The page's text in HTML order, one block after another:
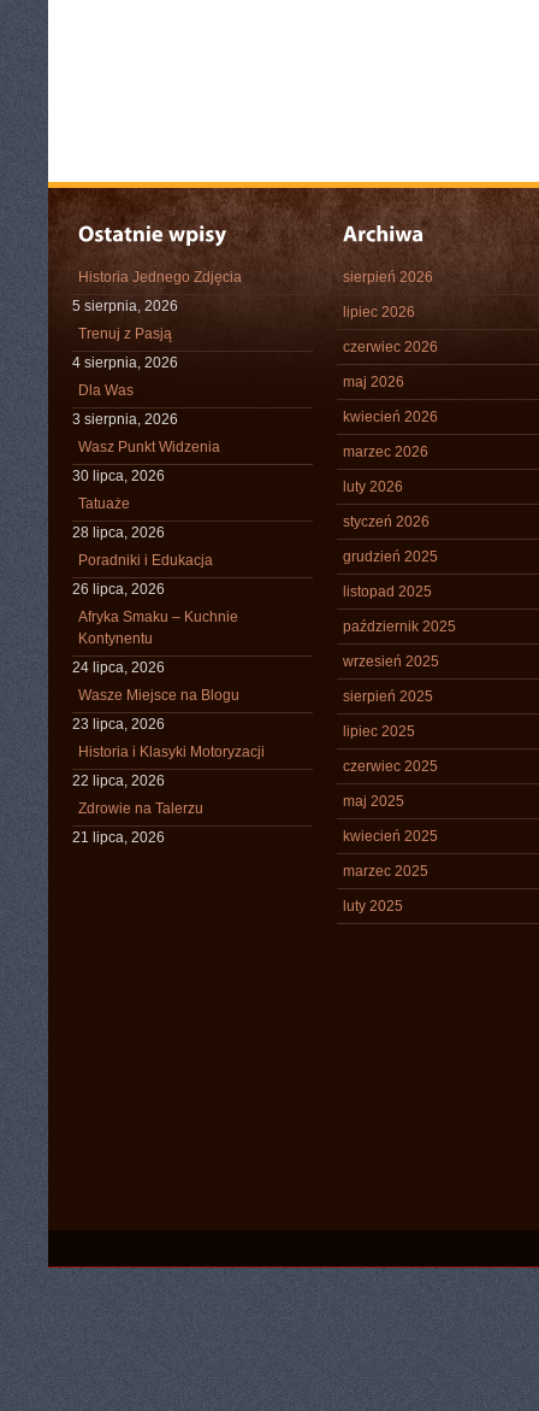
Historia Jednego Zdjęcia
5 sierpnia, 2026
Trenuj z Pasją
4 sierpnia, 2026
Dla Was
3 sierpnia, 2026
Wasz Punkt Widzenia
30 lipca, 2026
Tatuaże
28 lipca, 2026
Poradniki i Edukacja
26 lipca, 2026
Afryka Smaku – Kuchnie
Kontynentu
24 lipca, 2026
Wasze Miejsce na Blogu
23 lipca, 2026
Historia i Klasyki Motoryzacji
22 lipca, 2026
Zdrowie na Talerzu
21 lipca, 2026
sierpień 2026
lipiec 2026
czerwiec 2026
maj 2026
kwiecień 2026
marzec 2026
luty 2026
styczeń 2026
grudzień 2025
listopad 2025
październik 2025
wrzesień 2025
sierpień 2025
lipiec 2025
czerwiec 2025
maj 2025
kwiecień 2025
marzec 2025
luty 2025